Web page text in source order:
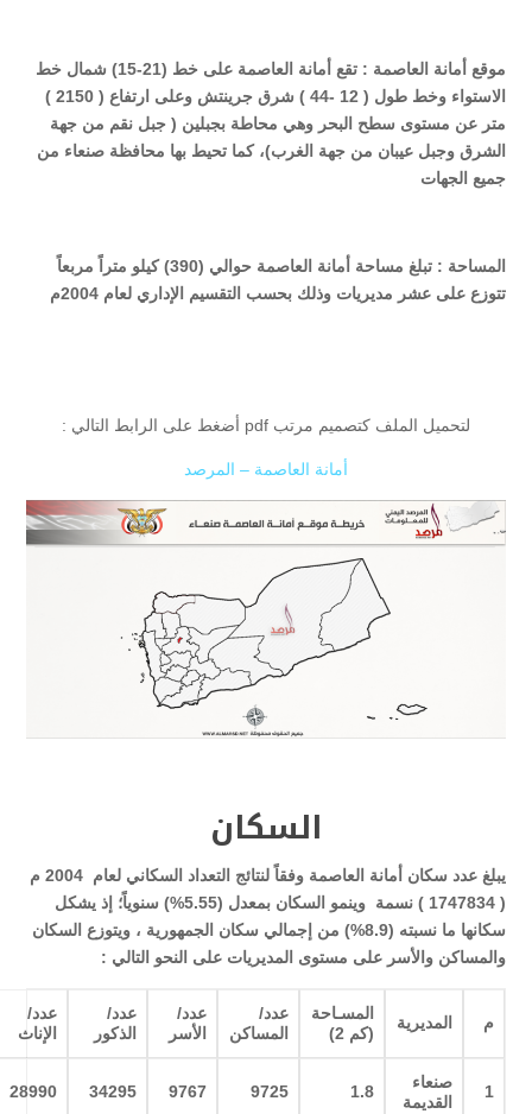
موقع أمانة العاصمة :
تقع أمانة العاصمة على خط (21-15) شمال خط
الاستواء وخط طول ( 12 -44 ) شرق جرينتش وعلى ارتفاع ( 2150 )
متر عن مستوى سطح البحر وهي محاطة بجبلين ( جبل نقم من جهة
الشرق وجبل عيبان من جهة الغرب)، كما تحيط بها محافظة صنعاء من
جميع الجهات
المساحة :
تبلغ مساحة أمانة العاصمة حوالي (390) كيلو متراً مربعاً
تتوزع على عشر مديريات وذلك بحسب التقسيم الإداري لعام 2004م
لتحميل الملف كتصميم مرتب pdf أضغط على الرابط التالي :
أمانة العاصمة – المرصد
السكان
يبلغ عدد سكان أمانة العاصمة وفقاً لنتائج التعداد السكاني لعام 2004 م
( 1747834 )
نسمة وينمو السكان بمعدل (5.55%) سنوياً؛ إذ يشكل
سكانها ما نسبته (8.9%) من إجمالي سكان الجمهورية ، ويتوزع السكان
والمساكن والأسر على مستوى المديريات على النحو التالي :
م المديرية
المسـاحة
(كم 2)
عدد/
المساكن
عدد/
الأسر
عدد/
الذكور
عدد/
الإناث
1
صنعاء
القديمة
1.8
9725
9767
34295
28990